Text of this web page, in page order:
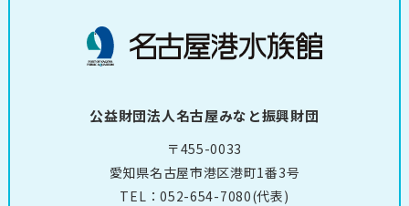
公益財団法人名古屋みなと振興財団
〒455-0033
愛知県名古屋市港区港町1番3号
TEL：052-654-7080(代表)